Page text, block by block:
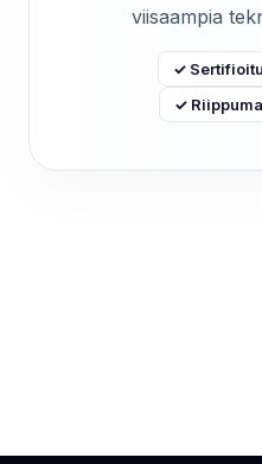
viisaampia
✓
✓